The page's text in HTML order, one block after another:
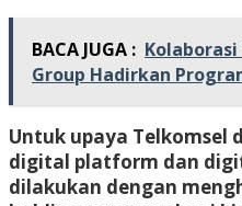
BACA JUGA :
Group Hadirkan
Untuk upaya Telkomsel
digital platform dan
dilakukan dengan